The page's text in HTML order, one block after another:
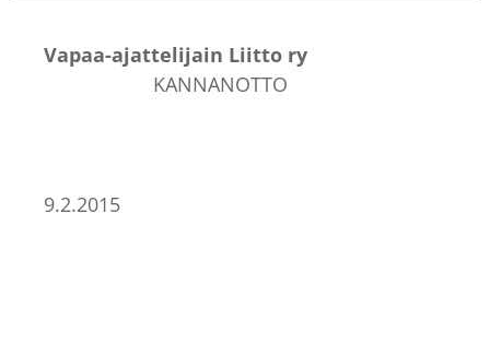
Vapaa-ajattelijain Liitto ry
KANNANOTTO
9.2.2015